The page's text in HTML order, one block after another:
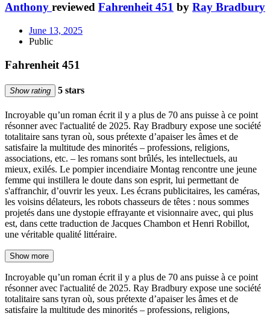
Anthony reviewed Fahrenheit 451 by Ray Bradbury
June 13, 2025
Public
Fahrenheit 451
Show rating 5 stars
Incroyable qu’un roman écrit il y a plus de 70 ans puisse à ce point
résonner avec l'actualité de 2025. Ray Bradbury expose une société
totalitaire sans tyran où, sous prétexte d’apaiser les âmes et de
satisfaire la multitude des minorités – professions, religions,
associations, etc. – les romans sont brûlés, les intellectuels, au
mieux, exilés. Le pompier incendiaire Montag rencontre une jeune
femme qui instillera le doute dans son esprit, lui permettant de
s'affranchir, d’ouvrir les yeux. Les écrans publicitaires, les caméras,
les voisins délateurs, les robots chasseurs de têtes : nous sommes
projetés dans une dystopie effrayante et visionnaire avec, qui plus
est, dans cette traduction de Jacques Chambon et Henri Robillot,
une véritable qualité littéraire.
Show more
Incroyable qu’un roman écrit il y a plus de 70 ans puisse à ce point
résonner avec l'actualité de 2025. Ray Bradbury expose une société
totalitaire sans tyran où, sous prétexte d’apaiser les âmes et de
satisfaire la multitude des minorités – professions, religions,